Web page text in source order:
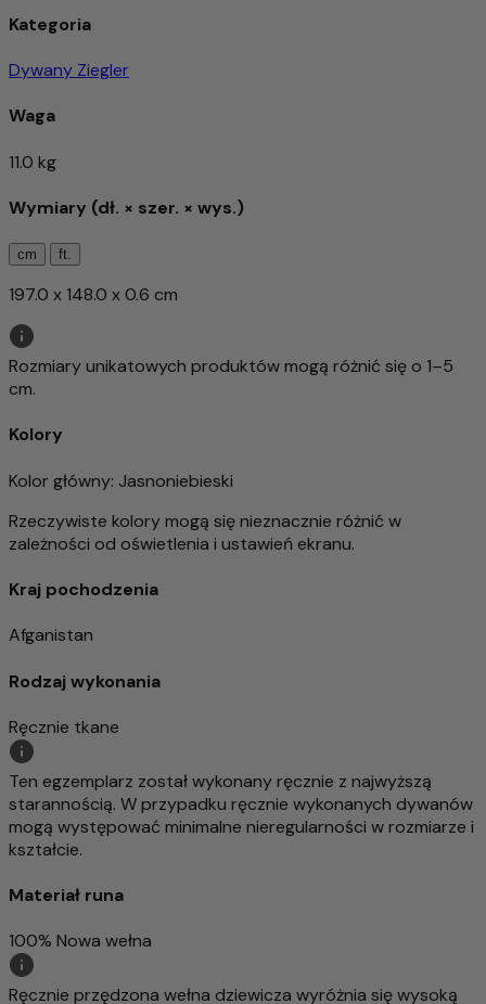
Kategoria
Dywany Ziegler
Waga
11.0 kg
Wymiary (dł. × szer. × wys.)
cm ft.
197.0 x 148.0 x 0.6 cm
Rozmiary unikatowych produktów mogą różnić się o 1–5
cm.
Kolory
Kolor główny: Jasnoniebieski
Rzeczywiste kolory mogą się nieznacznie różnić w
zależności od oświetlenia i ustawień ekranu.
Kraj pochodzenia
Afganistan
Rodzaj wykonania
Ręcznie tkane
Ten egzemplarz został wykonany ręcznie z najwyższą
starannością. W przypadku ręcznie wykonanych dywanów
mogą występować minimalne nieregularności w rozmiarze i
kształcie.
Materiał runa
100% Nowa wełna
Ręcznie przędzona wełna dziewicza wyróżnia się wysoką